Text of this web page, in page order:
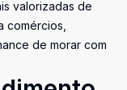
valorizadas de
comércios,
de morar com